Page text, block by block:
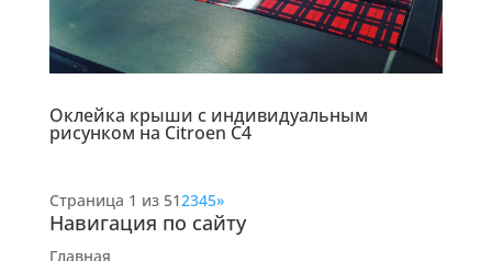
Оклейка крыши с индивидуальным
рисунком на Citroen C4
Страница 1 из 51 2345»
Навигация по сайту
Главная